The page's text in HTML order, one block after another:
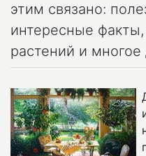
этим связано:
интересные
растений и многое